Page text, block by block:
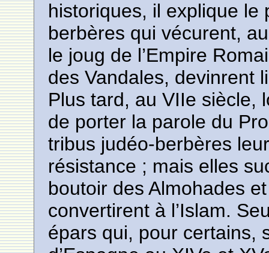
historiques, il explique le
berbères qui vécurent,
le joug de l’Empire
des Vandales, devinrent
Plus tard, au VIIe siècle,
de porter la parole du
tribus judéo-berbères
résistance ; mais elles
boutoir des Almohades
convertirent à l’Islam.
épars qui, pour certains,